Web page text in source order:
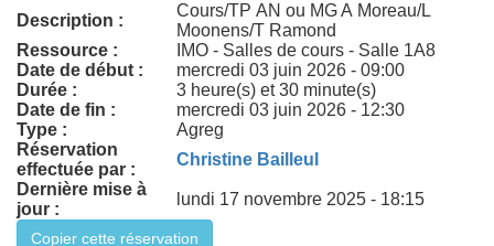
Description :
Cours/TP AN ou MG A Moreau/L
Moonens/T Ramond
Ressource :
IMO - Salles de cours - Salle 1A8
Date de début :
mercredi 03 juin 2026 - 09:00
Durée :
3 heure(s) et 30 minute(s)
Date de fin :
mercredi 03 juin 2026 - 12:30
Type :
Agreg
Réservation
effectuée par :
Christine Bailleul
Dernière mise à
jour :
lundi 17 novembre 2025 - 18:15